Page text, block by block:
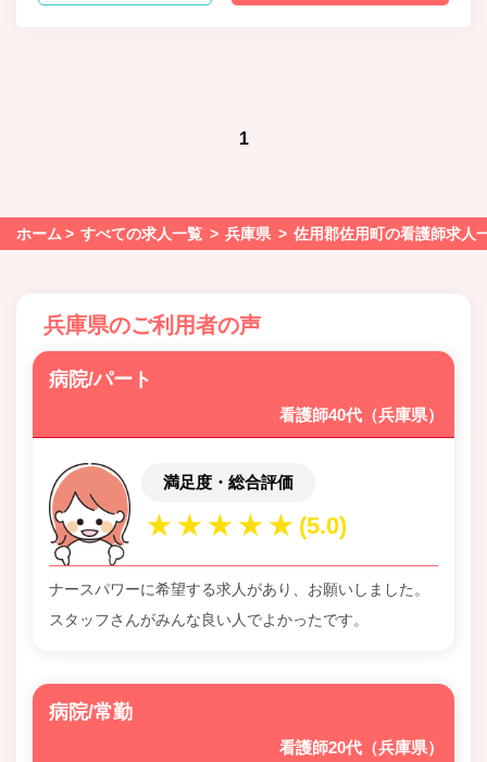
1
ホーム すべての求人一覧 兵庫県 佐用郡佐用町の看護師求人
兵庫県のご利用者の声
病院/パート
看護師40代（兵庫県）
満足度・総合評価
ナースパワーに希望する求人があり、お願いしました。
スタッフさんがみんな良い人でよかったです。
病院/常勤
看護師20代（兵庫県）